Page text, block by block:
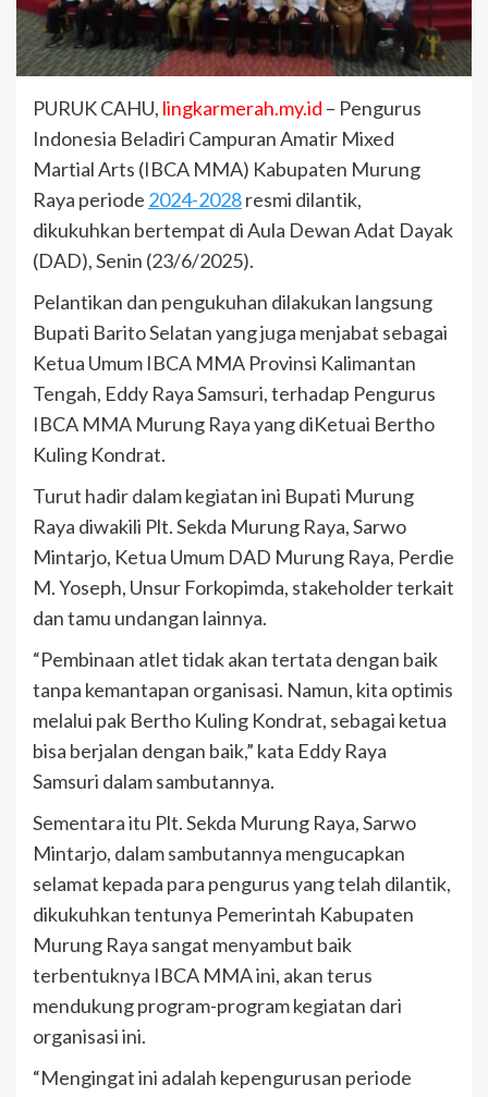
PURUK CAHU, lingkarmerah.my.id – Pengurus
Indonesia Beladiri Campuran Amatir Mixed
Martial Arts (IBCA MMA) Kabupaten Murung
Raya periode 2024-2028resmi dilantik,
dikukuhkan bertempat di Aula Dewan Adat Dayak
(DAD), Senin (23/6/2025).
Pelantikan dan pengukuhan dilakukan langsung
Bupati Barito Selatan yang juga menjabat sebagai
Ketua Umum IBCA MMA Provinsi Kalimantan
Tengah, Eddy Raya Samsuri, terhadap Pengurus
IBCA MMA Murung Raya yang diKetuai Bertho
Kuling Kondrat.
Turut hadir dalam kegiatan ini Bupati Murung
Raya diwakili Plt. Sekda Murung Raya, Sarwo
Mintarjo, Ketua Umum DAD Murung Raya, Perdie
M. Yoseph, Unsur Forkopimda, stakeholder terkait
dan tamu undangan lainnya.
“Pembinaan atlet tidak akan tertata dengan baik
tanpa kemantapan organisasi. Namun, kita optimis
melalui pak Bertho Kuling Kondrat, sebagai ketua
bisa berjalan dengan baik,” kata Eddy Raya
Samsuri dalam sambutannya.
Sementara itu Plt. Sekda Murung Raya, Sarwo
Mintarjo, dalam sambutannya mengucapkan
selamat kepada para pengurus yang telah dilantik,
dikukuhkan tentunya Pemerintah Kabupaten
Murung Raya sangat menyambut baik
terbentuknya IBCA MMA ini, akan terus
mendukung program-program kegiatan dari
organisasi ini.
“Mengingat ini adalah kepengurusan periode